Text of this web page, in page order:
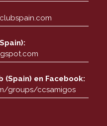
(Spain) en Facebook:
groups/ccsamigos